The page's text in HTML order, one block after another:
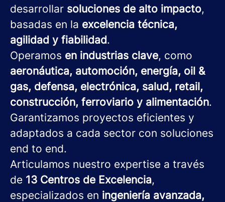
desarrollar soluciones de alto impacto,
basadas en la excelencia técnica,
agilidad y fiabilidad.
Operamos en industrias clave, como
aeronáutica, automoción, energía, oil &
gas, defensa, electrónica, salud, retail,
construcción, ferroviario y alimentación.
Garantizamos proyectos eficientes y
adaptados a cada sector con soluciones
end to end.
Articulamos nuestro expertise a través
de 13 Centros de Excelencia,
especializados en ingeniería avanzada,